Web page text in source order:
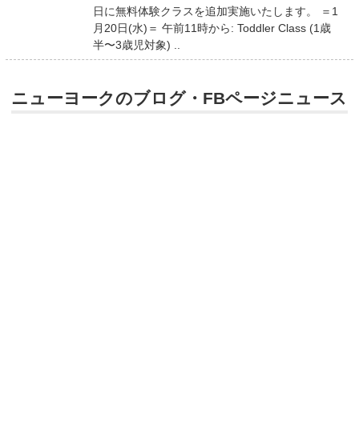
日に無料体験クラスを追加実施いたします。 ＝1
月20日(水)＝ 午前11時から: Toddler Class (1歳
半〜3歳児対象) ..
ニューヨークのブログ・FBページニュース